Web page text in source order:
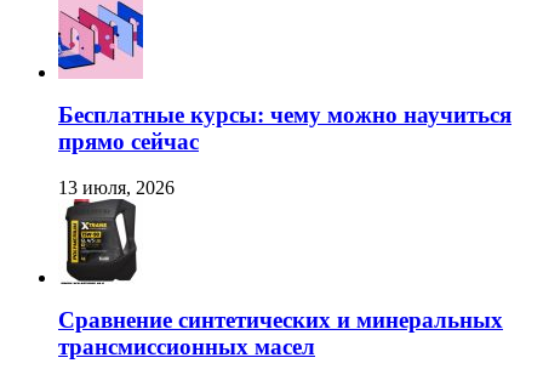
Бесплатные курсы: чему можно научиться
прямо сейчас
13 июля, 2026
Сравнение синтетических и минеральных
трансмиссионных масел